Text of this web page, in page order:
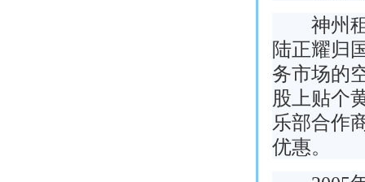
神州租
陆正耀归
务市场的
股上贴个
乐部合作
优惠。